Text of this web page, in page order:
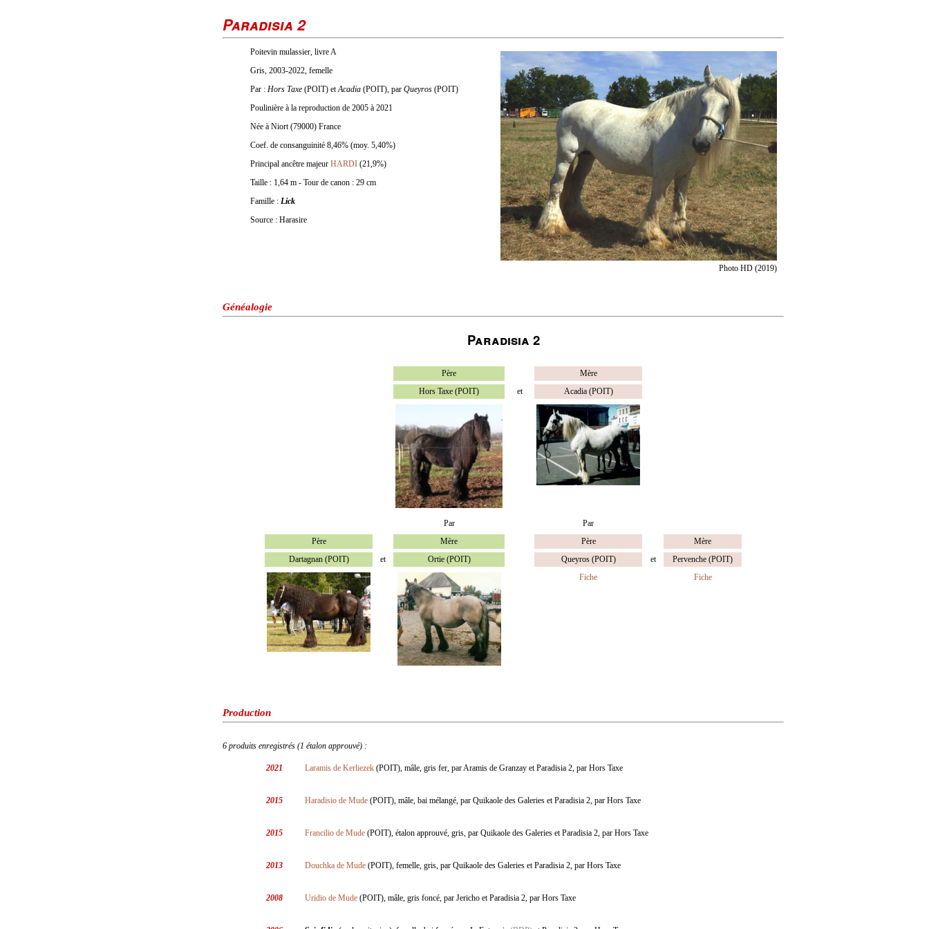
Paradisia 2
Photo HD (2019)
Poitevin mulassier, livre A
Gris, 2003-2022, femelle
Par : Hors Taxe (POIT) etAcadia (POIT), par Queyros (POIT)
Poulinière à la reproduction de 2005 à 2021
Née à Niort (79000) France
Coef. de consanguinité 8,46% (moy. 5,40%)
Principal ancêtre majeur HARDI (21,9%)
Taille : 1,64 m - Tour de canon : 29 cm
Famille : Lick
Source : Harasire
Généalogie
Paradisia 2
Père
Mère
Hors Taxe (POIT)
et Acadia (POIT)
Par
Par
Père
Mère Père
Mère
Dartagnan (POIT)
et Ortie (POIT) Queyros (POIT) et
Pervenche (POIT)
Fiche
Fiche
Production
6 produits enregistrés (1 étalon approuvé) :
2021 Laramis de Kerliezek (POIT), mâle, gris fer, par Aramis de Granzay et Paradisia 2, par Hors Taxe
2015 Haradisio de Mude (POIT), mâle, bai mélangé, par Quikaole des Galeries et Paradisia 2, par Hors Taxe
2015 Francilio de Mude (POIT), étalon approuvé, gris, par Quikaole des Galeries et Paradisia 2, par Hors Taxe
2013 Douchka de Mude (POIT), femelle, gris, par Quikaole des Galeries et Paradisia 2, par Hors Taxe
2008 Uridio de Mude (POIT), mâle, gris foncé, par Jericho et Paradisia 2, par Hors Taxe